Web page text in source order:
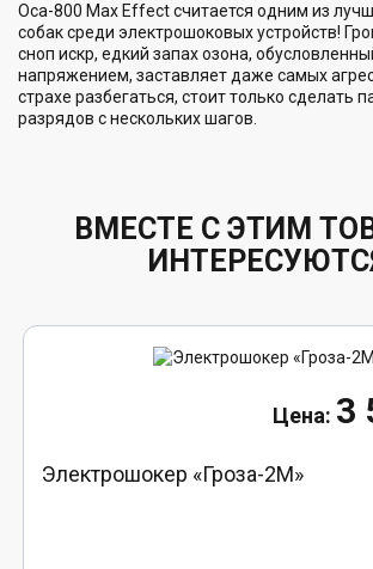
Оса-800 Max Effect считается одним из
собак среди электрошоковых устройств!
сноп искр, едкий запах озона,
напряжением, заставляет даже самых
страхе разбегаться, стоит только сделать
разрядов с нескольких шагов.
ВМЕСТЕ С ЭТИМ
3
Электрошокер «Гроза-2М»